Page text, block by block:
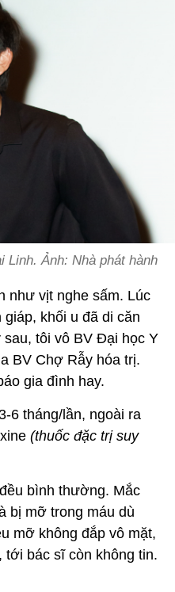
Linh. Ảnh: Nhà phát hành
như vịt nghe sấm. Lúc
khối u đã di căn
tôi vô BV Đại học Y
BV Chợ Rẫy hóa trị.
gia đình hay.
6 tháng/lần, ngoài ra
(thuốc đặc trị suy
bình thường. Mắc
bị mỡ trong máu dù
mỡ không đắp vô mặt,
tới bác sĩ còn không tin.